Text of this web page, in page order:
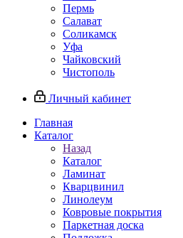
Пермь
Салават
Соликамск
Уфа
Чайковский
Чистополь
Личный кабинет
Главная
Каталог
Назад
Каталог
Ламинат
Кварцвинил
Линолеум
Ковровые покрытия
Паркетная доска